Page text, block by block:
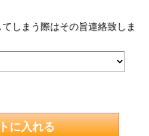
換が可能です。
たパイロットピンを刃物に差し
20mm アトラだけでなくアタ
マシニングセンターへワンタッ
ボール盤、フライス盤、旋盤、
でも使用可能です。
しまう際はその旨連絡致しま